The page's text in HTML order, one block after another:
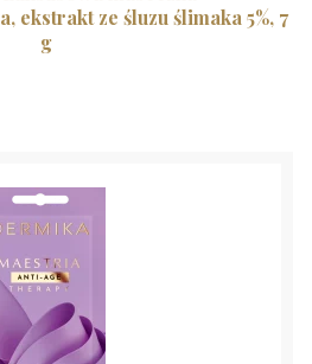
ekstrakt ze śluzu ślimaka 5%, 7
g